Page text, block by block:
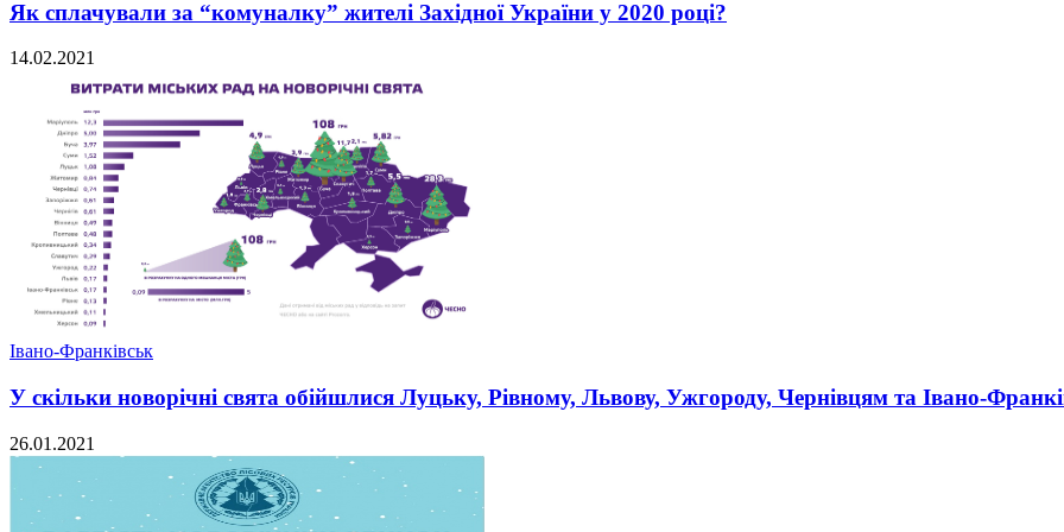
Як сплачували за “комуналку” жителі Західної України у 2020 році?
14.02.2021
Івано-Франківськ
У скільки новорічні свята обійшлися Луцьку, Рівному, Львову, Ужгороду, Чернівцям та Івано-
26.01.2021